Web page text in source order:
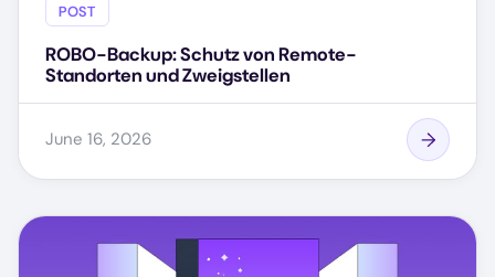
POST
ROBO-Backup: Schutz von Remote-
Standorten und Zweigstellen
June 16, 2026